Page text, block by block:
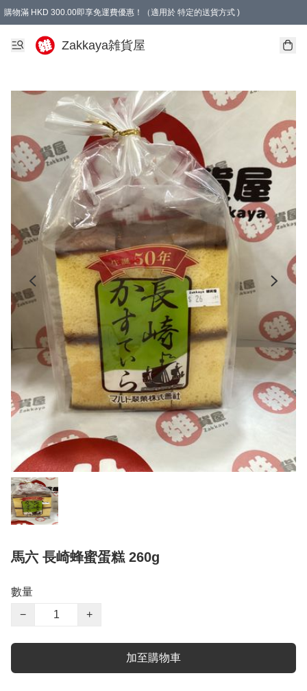
購物滿 HKD 300.00即享免運費優惠！（適用於 特定的送貨方式 )
Zakkaya雑貨屋
馬六 長崎蜂蜜蛋糕 260g
數量
−
+
加至購物車